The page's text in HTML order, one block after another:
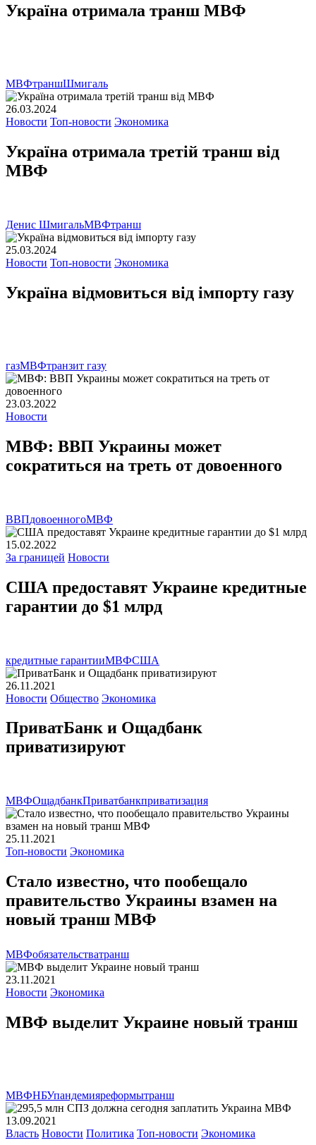
Україна отримала транш МВФ
МВФтраншШмигаль
26.03.2024
Новости Топ-новости Экономика
Україна отримала третій транш від
МВФ
Денис ШмигальМВФтранш
25.03.2024
Новости Топ-новости Экономика
Україна відмовиться від імпорту газу
газМВФтранзит газу
23.03.2022
Новости
МВФ: ВВП Украины может
сократиться на треть от довоенного
ВВПдовоенногоМВФ
15.02.2022
За границей Новости
США предоставят Украине кредитные
гарантии до $1 млрд
кредитные гарантииМВФСША
26.11.2021
Новости Общество Экономика
ПриватБанк и Ощадбанк
приватизируют
МВФОщадбанкПриватбанкприватизация
25.11.2021
Топ-новости Экономика
Стало известно, что пообещало
правительство Украины взамен на
новый транш МВФ
МВФобязательстватранш
23.11.2021
Новости Экономика
МВФ выделит Украине новый транш
МВФНБУпандемияреформытранш
13.09.2021
Власть Новости Политика Топ-новости Экономика